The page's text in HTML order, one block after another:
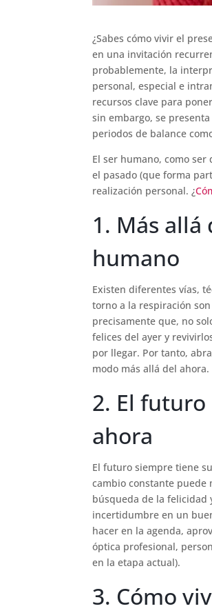
¿Sabes cómo vivir el
en una invitación
probablemente, la
personal, especial e
recursos clave para
sin embargo, se
periodos de balance
El ser humano, como
el pasado (que forma
realización personal. ¿
1. Más
humano
Existen diferentes vías,
torno a la respiración
precisamente que, no
felices del ayer y
por llegar. Por tanto,
modo más allá del ahora.
2. El
ahora
El futuro siempre tiene
cambio constante puede
búsqueda de la felicidad
incertidumbre en un
hacer en la agenda,
óptica profesional,
en la etapa actual).
3. Cómo